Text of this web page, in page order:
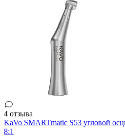
4 отзыва
KaVo SMARTmatic S53 угловой
8:1